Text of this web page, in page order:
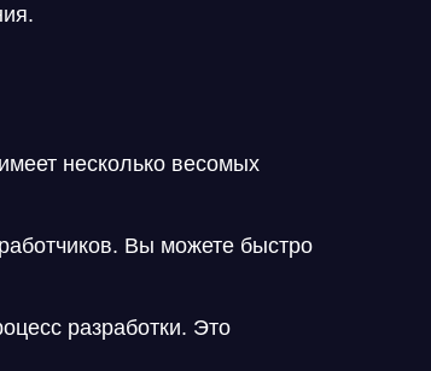
несколько весомых
Вы можете быстро
разработки. Это